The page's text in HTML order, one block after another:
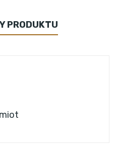
PRODUKTU